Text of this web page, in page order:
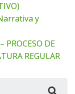
y
PROCESO DE
REGULAR